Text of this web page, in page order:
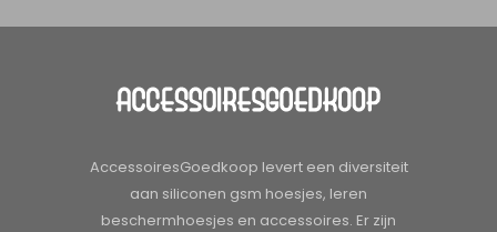
AccessoiresGoedkoop levert een diversiteit
aan siliconen gsm hoesjes, leren
beschermhoesjes en accessoires. Er zijn